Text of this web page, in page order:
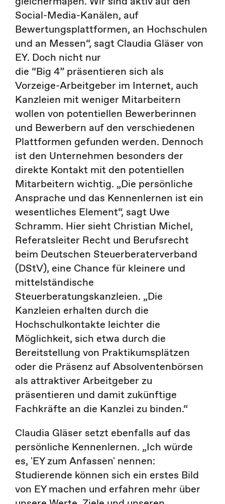
Social-Media-Kanälen, auf
Bewertungsplattformen, an Hochschulen
und an Messen“, sagt Claudia Gläser von
EY. Doch nicht nur
die “Big 4” präsentieren sich als
Vorzeige-Arbeitgeber im Internet, auch
Kanzleien mit weniger Mitarbeitern
wollen von potentiellen Bewerberinnen
und Bewerbern auf den verschiedenen
Plattformen gefunden werden. Dennoch
ist den Unternehmen besonders der
direkte Kontakt mit den potentiellen
Mitarbeitern wichtig. „Die persönliche
Ansprache und das Kennenlernen ist ein
wesentliches Element“, sagt Uwe
Schramm. Hier sieht Christian Michel,
Referatsleiter Recht und Berufsrecht
beim Deutschen Steuerberaterverband
(DStV), eine Chance für kleinere und
mittelständische
Steuerberatungskanzleien. „Die
Kanzleien erhalten durch die
Hochschulkontakte leichter die
Möglichkeit, sich etwa durch die
Bereitstellung von Praktikumsplätzen
oder die Präsenz auf Absolventenbörsen
als attraktiver Arbeitgeber zu
präsentieren und damit zukünftige
Fachkräfte an die Kanzlei zu binden.“
Claudia Gläser setzt ebenfalls auf das
persönliche Kennenlernen. „Ich würde
es, 'EY zum Anfassen' nennen:
Studierende können sich ein erstes Bild
von EY machen und erfahren mehr über